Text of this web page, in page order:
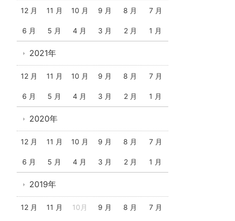
12 月 11 月 10 月 9 月 8 月 7 月
6 月 5 月 4 月 3 月 2 月 1 月
2021年
12 月 11 月 10 月 9 月 8 月 7 月
6 月 5 月 4 月 3 月 2 月 1 月
2020年
12 月 11 月 10 月 9 月 8 月 7 月
6 月 5 月 4 月 3 月 2 月 1 月
2019年
12 月 11 月 10月 9 月 8 月 7 月